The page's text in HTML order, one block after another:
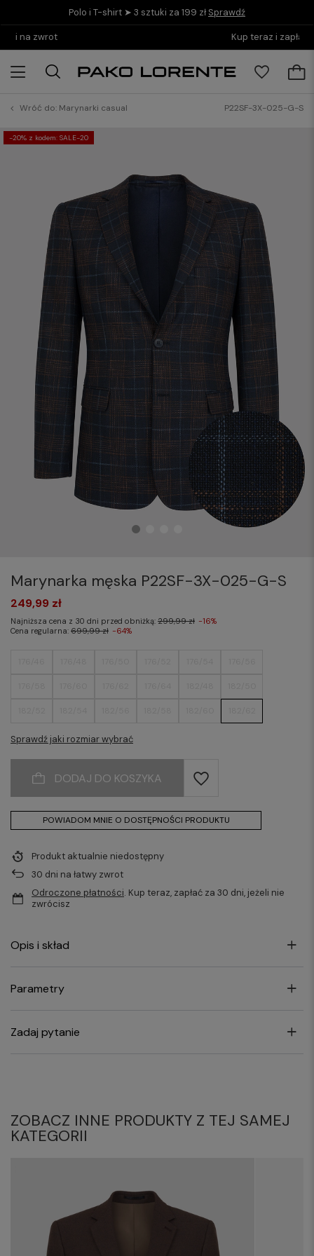
Polo i T-shirt ➤ 3 sztuki za 199 zł Sprawdź
Kup teraz i zapłać do 30 dni z PayPo
Wróć do: Marynarki casual P22SF-3X-025-G-S
-20% z kodem: SALE-20
Marynarka męska P22SF-3X-025-G-S
182/64
Sprawdź jaki rozmiar wybrać
249,99 zł
Najniższa cena z 30 dni przed obniżką: 299,99 zł -16%
Cena regularna: 699,99 zł -64%
DODAJ DO KOSZYKA
POWIADOM MNIE O DOSTĘPNOŚCI PRODUKTU
Produkt aktualnie niedostępny
30 dni na łatwy zwrot
Odroczone płatności. Kup teraz, zapłać za 30 dni, jeżeli nie
zwrócisz
Opis i skład
Parametry
Zadaj pytanie
ZOBACZ INNE PRODUKTY Z TEJ SAMEJ
KATEGORII